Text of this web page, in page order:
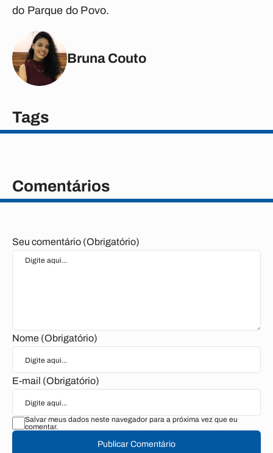
do Parque do Povo.
Bruna Couto
Tags
Comentários
Seu comentário (Obrigatório)
Nome (Obrigatório)
E-mail (Obrigatório)
Salvar meus dados neste navegador para a próxima vez que eu
comentar.
Publicar Comentário